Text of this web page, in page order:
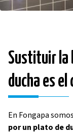
Sustituir la
ducha es el
En Fongapa
por un plato de